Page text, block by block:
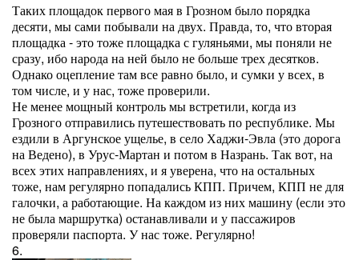
Таких площадок первого мая в Грозном было порядка
десяти, мы сами побывали на двух. Правда, то, что вторая
площадка - это тоже площадка с гуляньями, мы поняли не
сразу, ибо народа на ней было не больше трех десятков.
Однако оцепление там все равно было, и сумки у всех, в
том числе, и у нас, тоже проверили.
Не менее мощный контроль мы встретили, когда из
Грозного отправились путешествовать по республике. Мы
ездили в Аргунское ущелье, в село Хаджи-Эвла (это дорога
на Ведено), в Урус-Мартан и потом в Назрань. Так вот, на
всех этих направлениях, и я уверена, что на остальных
тоже, нам регулярно попадались КПП. Причем, КПП не для
галочки, а работающие. На каждом из них машину (если это
не была маршрутка) останавливали и у пассажиров
проверяли паспорта. У нас тоже. Регулярно!
6.